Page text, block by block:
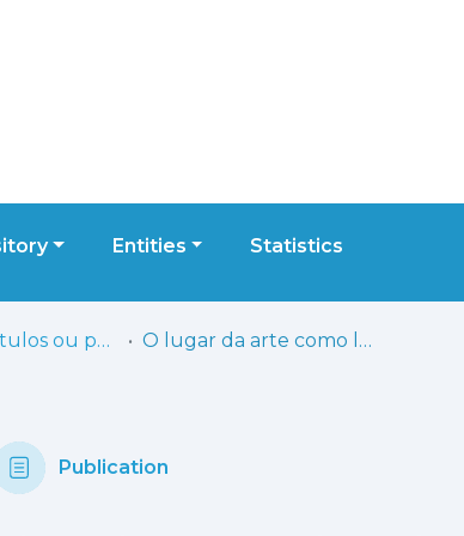
Entities Statistics
ESELx - Capítulos ou partes de livros O lugar da arte como lugar de encontro
Publication